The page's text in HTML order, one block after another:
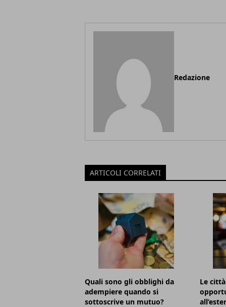
Redazione
ARTICOLI CORRELATI
Quali sono gli obblighi da
adempiere quando si
sottoscrive un mutuo?
Le